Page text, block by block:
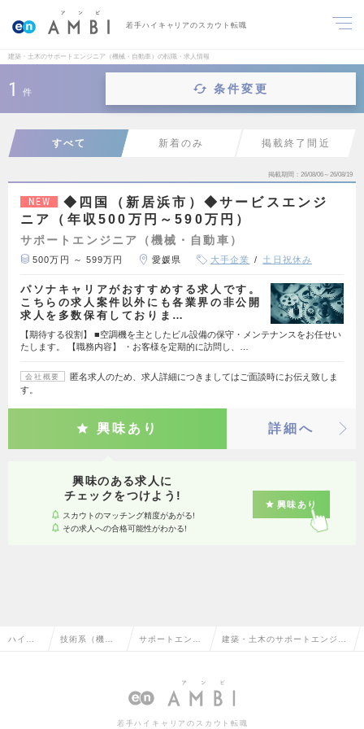
若手ハイキャリアのスカウト転職
建築・土木のサポートエンジニア（機械・自動車）の転職・求人情報
1 件 条件変更
すべて 新着のみ 掲載終了間近
掲載期間 26/08/06～26/08/19
NEW
◆四国（新居浜市）◆サービスエンジ
ニア（年収500万円～590万円）
サポートエンジニア（機械・自動車）
500万円 ～ 599万円 愛媛県 大手企業 土日祝休み
パソナキャリアがおすすめする求人です。
こちらの求人案件以外にも各業界の非公開
求人を多数保有しておりま…
【期待する役割】 ■空調機を主としたビル設備の保守・メンテナンスをお任せい
たします。 【職務内容】 ・お客様を定期的に訪問し、…
会社概要
匿名求人のため、求人詳細につきましてはご面談時にお伝え致しま
す。
興味あり 詳細へ
興味のある求人に
チェックをつけよう!
スカウトのマッチング精度があがる!
その求人への合格可能性がわかる!
興味あり
ハイク 技術系（機 サポートエンジ
動車）
建築・土木のサポートエンジニ
人情報一覧
若手ハイキャリアのスカウト転職